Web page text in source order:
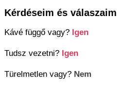
Kérdéseim és válaszaim
Kávé függő vagy? Igen
Tudsz vezetni? Igen
Türelmetlen vagy? Nem